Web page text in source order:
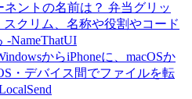
ントの名前は？ 弁当グリッ
スクリム、名称や役割やコード
-NameThatUI
からiPhoneに、macOSか
・デバイス間でファイルを転